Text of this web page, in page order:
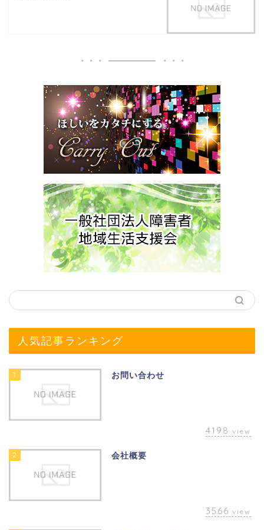
人気記事ランキング
1 お問い合わせ
4198 view
2 会社概要
3566 view